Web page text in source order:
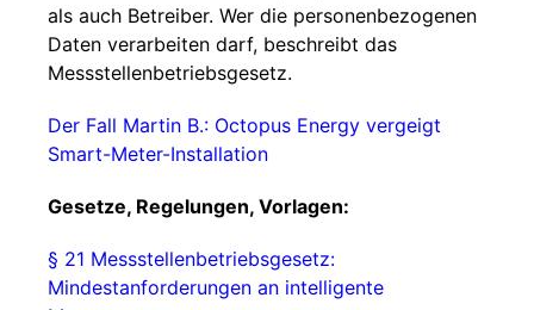
als auch Betreiber. Wer die personenbezogenen
Daten verarbeiten darf, beschreibt das
Messstellenbetriebsgesetz.
Der Fall Martin B.: Octopus Energy vergeigt
Smart-Meter-Installation
Gesetze, Regelungen, Vorlagen:
§ 21 Messstellenbetriebsgesetz:
Mindestanforderungen an intelligente